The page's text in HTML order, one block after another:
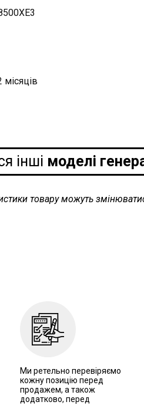
місяців
інші моделі
товару можуть
Ми ретельно перевіряємо
кожну позицію перед
продажем, а також
додатково, перед